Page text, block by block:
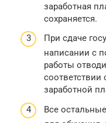
заработная
сохраняется.
При сдаче
написании с
работы
заработной
Все